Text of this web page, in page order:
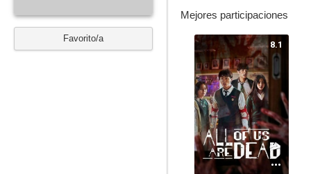
Favorito/a
Mejores participaciones
8.1